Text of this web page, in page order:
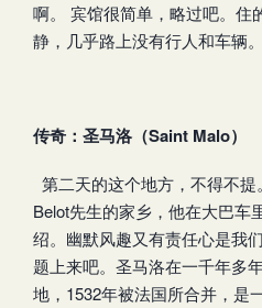
啊。 宾馆很简单，略过吧。住
静，几乎路上没有行人和车辆。
传奇：圣马洛（Saint Malo）
第二天的这个地方，不得不
Belot先生的家乡，他在大巴车
绍。幽默风趣又有责任心是我
题上来吧。圣马洛在一千年多
地，1532年被法国所合并，是